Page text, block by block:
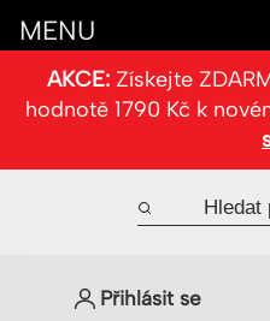
AKCE:Získejte
hodnotě 1790 Kč k
Přihlásit se
MENU